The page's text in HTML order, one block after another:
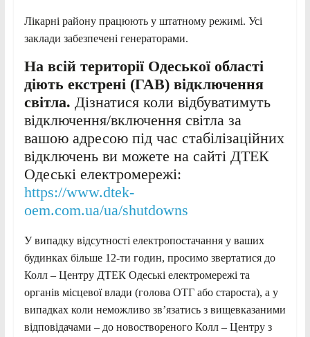
Лікарні району працюють у штатному режимі. Усі
заклади забезпечені генераторами.
На всій території Одеської області
діють екстрені (ГАВ) відключення
світла. Дізнатися коли відбуватимуть
відключення/включення світла за
вашою адресою під час стабілізаційних
відключень ви можете на сайті ДТЕК
Одеські електромережі:
https://www.dtek-
oem.com.ua/ua/shutdowns
У випадку відсутності електропостачання у ваших
будинках більше 12-ти годин, просимо звертатися до
Колл – Центру ДТЕК Одеські електромережі та
органів місцевої влади (голова ОТГ або староста), а у
випадках коли неможливо зв’язатись з вищевказаними
відповідачами – до новоствореного Колл – Центру з